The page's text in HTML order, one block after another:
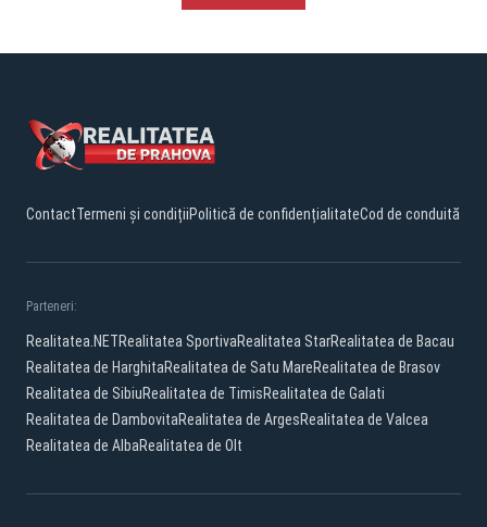
ContactTermeni și condițiiPolitică de confidențialitateCod de conduită
Parteneri:
Realitatea.NETRealitatea SportivaRealitatea StarRealitatea de Bacau
Realitatea de HarghitaRealitatea de Satu MareRealitatea de Brasov
Realitatea de SibiuRealitatea de TimisRealitatea de Galati
Realitatea de DambovitaRealitatea de ArgesRealitatea de Valcea
Realitatea de AlbaRealitatea de Olt